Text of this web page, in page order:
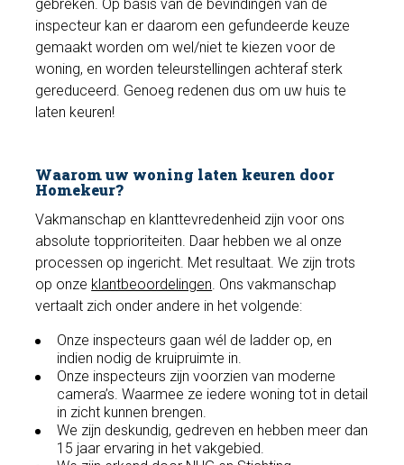
gebreken. Op basis van de bevindingen van de
inspecteur kan er daarom een gefundeerde keuze
gemaakt worden om wel/niet te kiezen voor de
woning, en worden teleurstellingen achteraf sterk
gereduceerd. Genoeg redenen dus om uw huis te
laten keuren!
Waarom uw woning laten keuren door
Homekeur?
Vakmanschap en klanttevredenheid zijn voor ons
absolute topprioriteiten. Daar hebben we al onze
processen op ingericht. Met resultaat. We zijn trots
op onze klantbeoordelingen . Ons vakmanschap
vertaalt zich onder andere in het volgende:
Onze inspecteurs gaan wél de ladder op, en
indien nodig de kruipruimte in.
Onze inspecteurs zijn voorzien van moderne
camera’s. Waarmee ze iedere woning tot in detail
in zicht kunnen brengen.
We zijn deskundig, gedreven en hebben meer dan
15 jaar ervaring in het vakgebied.